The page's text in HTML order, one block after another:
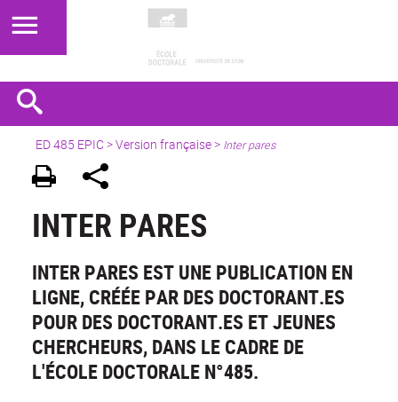
ED 485 EPIC>Version française> Inter pares
INTER PARES
INTER PARES EST UNE PUBLICATION EN
LIGNE, CRÉÉE PAR DES DOCTORANT.ES
POUR DES DOCTORANT.ES ET JEUNES
CHERCHEURS, DANS LE CADRE DE
L'ÉCOLE DOCTORALE N°485.